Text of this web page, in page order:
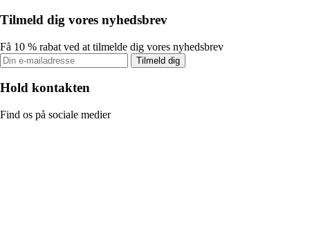
Tilmeld dig vores nyhedsbrev
Få 10 % rabat ved at tilmelde dig vores nyhedsbrev
Tilmeld dig
Hold kontakten
Find os på sociale medier